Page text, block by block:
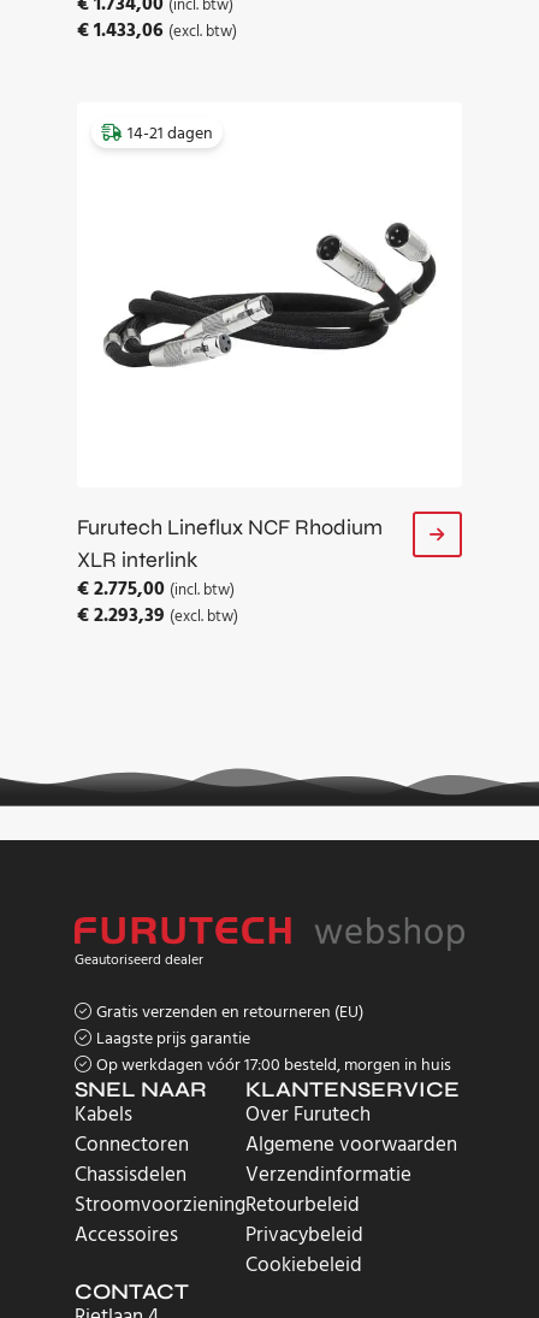
(incl. btw)
€1.433,06 (excl. btw)
14-21 dagen
Furutech Lineflux NCF Rhodium
XLR interlink
€2.775,00 (incl. btw)
€2.293,39 (excl. btw)
Geautoriseerd dealer
Gratis verzenden en retourneren (EU)
Laagste prijs garantie
Op werkdagen vóór 17:00 besteld, morgen in huis
SNEL NAAR
Kabels
Connectoren
Chassisdelen
Stroomvoorziening
Accessoires
KLANTENSERVICE
Over Furutech
Algemene voorwaarden
Verzendinformatie
Retourbeleid
Privacybeleid
Cookiebeleid
CONTACT